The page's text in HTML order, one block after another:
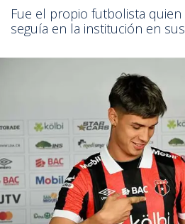
Fue el propio futbolista
seguía en la institución en